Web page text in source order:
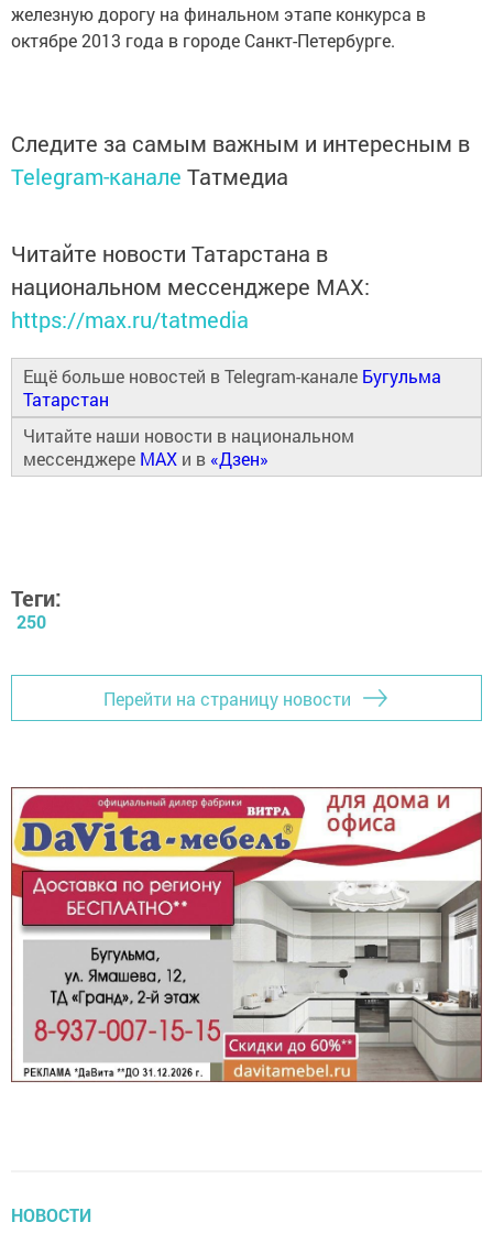
железную дорогу на финальном этапе конкурса в
октябре 2013 года в городе Санкт-Петербурге.
Следите за самым важным и интересным в
Telegram-канале Татмедиа
Читайте новости Татарстана в
национальном мессенджере MАХ:
https://max.ru/tatmedia
Ещё больше новостей в Telegram-канале Бугульма
Татарстан
Читайте наши новости в национальном
мессенджере MAX и в «Дзен»
Теги:
250
Перейти на страницу новости
НОВОСТИ